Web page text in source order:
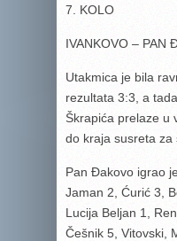
7. KOLO
IVANKOVO –
Utakmica je bila
rezultata 3:3, a
Škrapića prelaze u
do kraja susreta za
Pan Đakovo igrao
Jaman 2, Ćurić 3,
Lucija Beljan 1,
Češnik 5, Vitovski,